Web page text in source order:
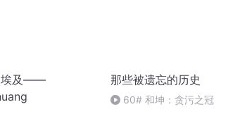
埃及——
那些被遗忘的历史
60# 和坤：贪污之冠